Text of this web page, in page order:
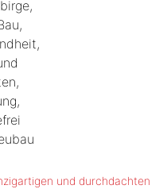
und durchdachten